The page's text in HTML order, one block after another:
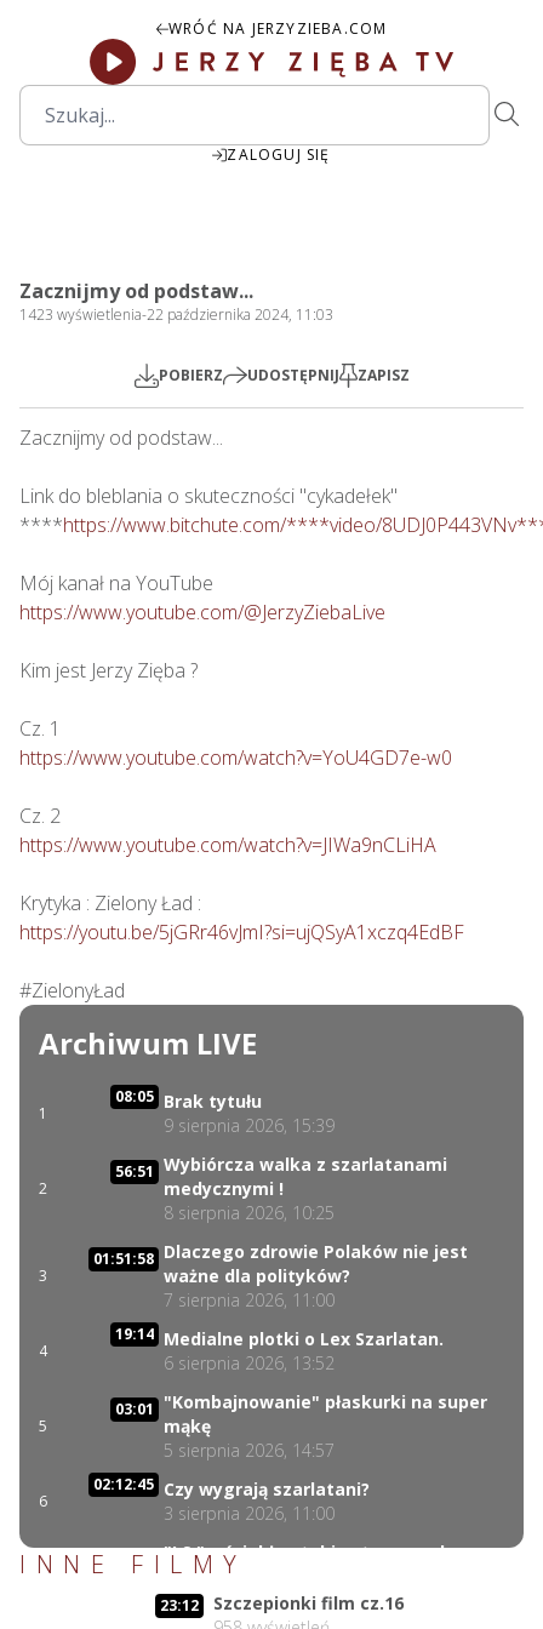
WRÓĆ NA JERZYZIEBA.COM
ZALOGUJ SIĘ
Zacznijmy od podstaw...
1423 wyświetlenia-22 października 2024, 11:03
POBIERZ UDOSTĘPNIJ ZAPISZ
Zacznijmy od podstaw...
Link do bleblania o skuteczności "cykadełek"
****https://www.bitchute.com/****video/
https://www.youtube.com/@JerzyZiebaLive
Kim jest Jerzy Zięba ?
https://www.youtube.com/watch?v=YoU4GD7e-w0
https://www.youtube.com/watch?v=JIWa9nCLiHA
https://youtu.be/5jGRr46vJmI?si=ujQSyA1xczq4EdBF
#ZielonyŁad
Archiwum LIVE
1
08:05 Brak tytułu
9 sierpnia 2026, 15:39
2
56:51 Wybiórcza walka z szarlatanami
medycznymi !
8 sierpnia 2026, 10:25
3
01:51:58 Dlaczego zdrowie Polaków nie jest
ważne dla polityków?
7 sierpnia 2026, 11:00
4
19:14 Medialne plotki o Lex Szarlatan.
6 sierpnia 2026, 13:52
5
03:01
"Kombajnowanie" płaskurki na super
mąkę
5 sierpnia 2026, 14:57
6
02:12:45 Czy wygrają szarlatani?
3 sierpnia 2026, 11:00
7
31:06
"LS " wściekłe ataki ustawowych
szarlatanów
2 sierpnia 2026, 18:08
INNE FILMY
23:12
Szczepionki film cz.16